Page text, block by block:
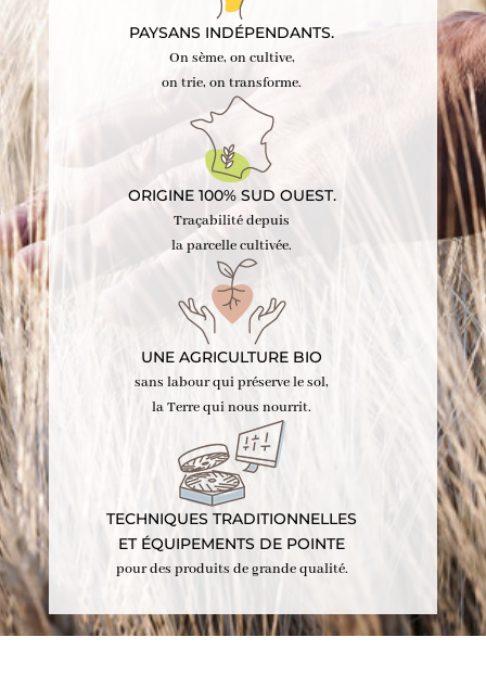
PAYSANS INDÉPENDANTS.
On sème, on cultive,
on trie, on transforme.
ORIGINE 100% SUD OUEST.
Traçabilité depuis
la parcelle cultivée.
UNE AGRICULTURE BIO
sans labour qui préserve le sol,
la Terre qui nous nourrit.
TECHNIQUES TRADITIONNELLES
ET ÉQUIPEMENTS DE POINTE
pour des produits de grande qualité.